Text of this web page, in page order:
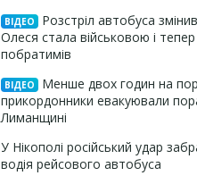
ВІДЕО
Розстріл автобуса
Олеся стала військовою і
побратимів
ВІДЕО
Менше двох годин на
прикордонники евакуювали
Лиманщині
У Нікополі російський удар
водія рейсового автобуса